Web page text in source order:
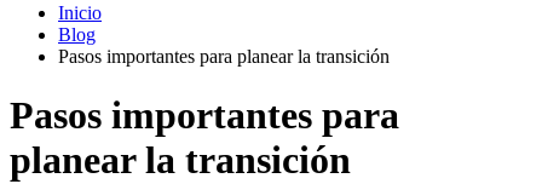
Inicio
Blog
Pasos importantes para planear la transición
Pasos importantes para
planear la transición